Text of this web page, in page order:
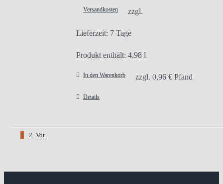
zzgl.
Versandkosten
Lieferzeit: 7 Tage
Produkt enthält: 4,98 l
In den Warenkorb zzgl. 0,96 € Pfand
Details
1 2 Vor